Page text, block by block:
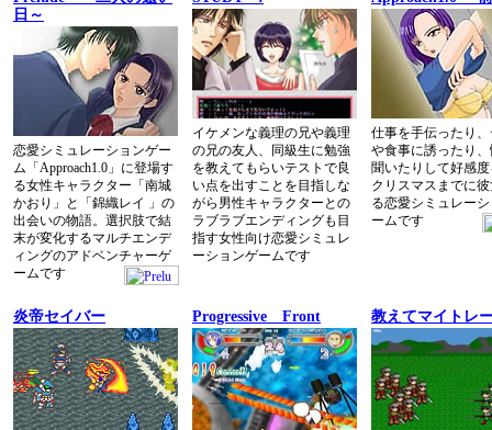
日～
恋愛シミュレーションゲー
ム「Approach1.0」に登場す
る女性キャラクター「南城
かおり」と「錦織レイ 」の
出会いの物語。選択肢で結
末が変化するマルチエンデ
ィングのアドベンチャーゲ
ームです
イケメンな義理の兄や義理
の兄の友人、同級生に勉強
を教えてもらいテストで良
い点を出すことを目指しな
がら男性キャラクターとの
ラブラブエンディングも目
指す女性向け恋愛シミュレ
ーションゲームです
仕事を手伝ったり
や食事に誘ったり
聞いたりして好感
クリスマスまでに
る恋愛シミュレー
ームです
炎帝セイバー Progressive Front 教えてマイトレ